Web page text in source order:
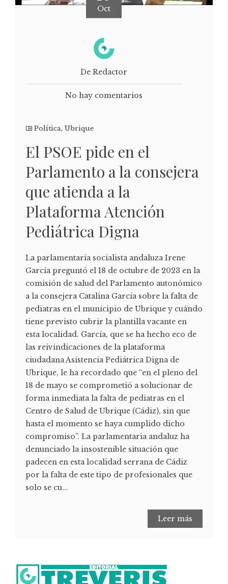
Oct
De Redactor
No hay comentarios
Política, Ubrique
El PSOE pide en el
Parlamento a la consejera
que atienda a la
Plataforma Atención
Pediátrica Digna
La parlamentaria socialista andaluza Irene
García preguntó el 18 de octubre de 2023 en la
comisión de salud del Parlamento autonómico
a la consejera Catalina García sobre la falta de
pediatras en el municipio de Ubrique y cuándo
tiene previsto cubrir la plantilla vacante en
esta localidad. García, que se ha hecho eco de
las reivindicaciones de la plataforma
ciudadana Asistencia Pediátrica Digna de
Ubrique, le ha recordado que “en el pleno del
18 de mayo se comprometió a solucionar de
forma inmediata la falta de pediatras en el
Centro de Salud de Ubrique (Cádiz), sin que
hasta el momento se haya cumplido dicho
compromiso”. La parlamentaria andaluz ha
denunciado la insostenible situación que
padecen en esta localidad serrana de Cádiz
por la falta de este tipo de profesionales que
solo se cu...
Leer más